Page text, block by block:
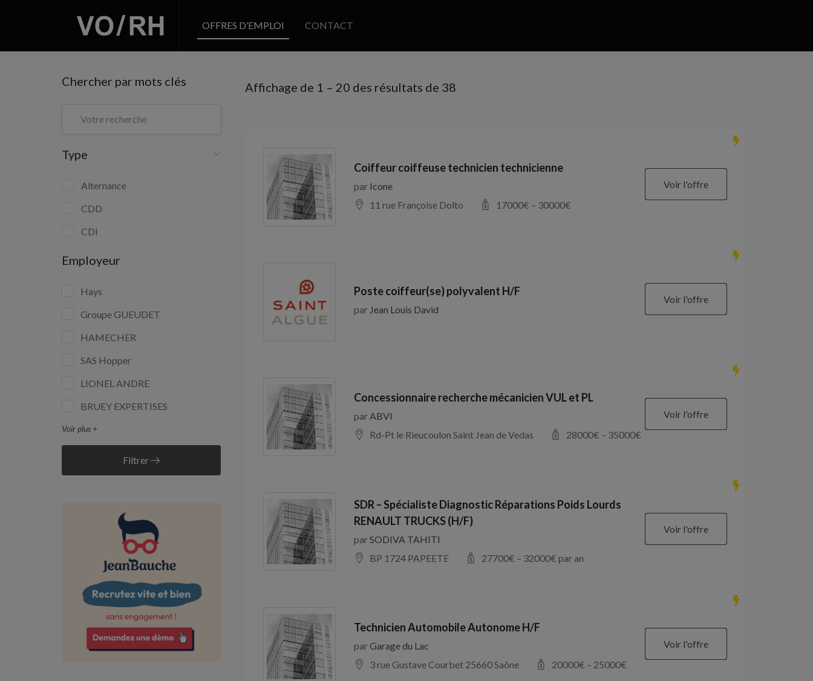
OFFRES D’EMPLOI CONTACT
Chercher par mots clés
Type
Alternance
CDD
CDI
Employeur
Hays
Groupe GUEUDET
HAMECHER
SAS Hopper
LIONEL ANDRE
BRUEY EXPERTISES
Voir plus +
Filtrer
Affichage de 1 – 20 des résultats de 38
Coiffeur coiffeuse technicien technicienne
par Icone
11 rue Françoise Dolto
17000€ – 30000€
Voir l'offre
Poste coiffeur(se) polyvalent H/F
par Jean Louis David
Voir l'offre
Concessionnaire recherche mécanicien VUL et PL
parABVI
Rd-Pt le Rieucoulon Saint Jean de Vedas
28000€ – 35000€
Voir l'offre
SDR – Spécialiste Diagnostic Réparations Poids Lourds
RENAULT TRUCKS (H/F)
par SODIVA TAHITI
BP 1724 PAPEETE
27700€ – 32000€ par an
Voir l'offre
Technicien Automobile Autonome H/F
parGarage du Lac
3 rue Gustave Courbet 25660 Saône
20000€ – 25000€
Voir l'offre